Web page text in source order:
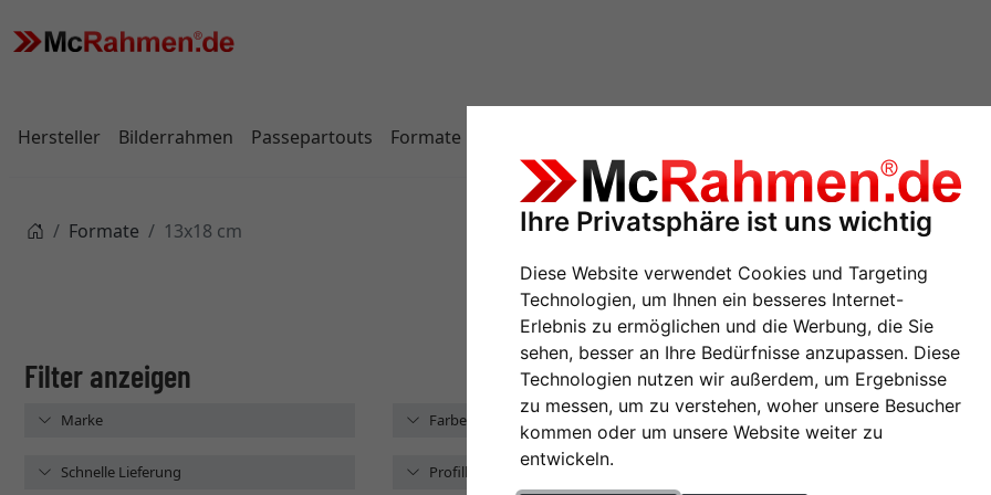
Ihre Privatsphäre ist uns wichtig
Diese Website verwendet Cookies und Targeting
Technologien, um Ihnen ein besseres Internet-
Erlebnis zu ermöglichen und die Werbung, die Sie
sehen, besser an Ihre Bedürfnisse anzupassen. Diese
Technologien nutzen wir außerdem, um Ergebnisse
zu messen, um zu verstehen, woher unsere Besucher
kommen oder um unsere Website weiter zu
entwickeln.
Hersteller Bilderrahmen Passepartouts Formate
Formate 13x18 cm
13x18 cm
Marke Farbe Rahmentyp
Schnelle Lieferung Profilbreite